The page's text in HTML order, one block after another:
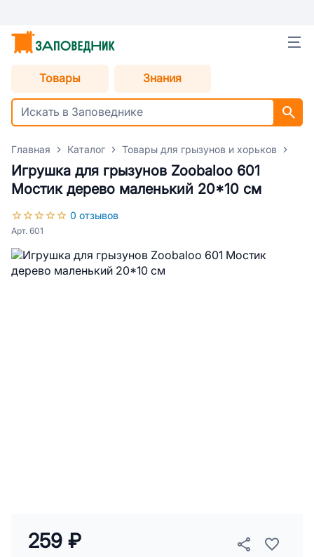
Товары Знания
Главная Каталог Товары для грызунов и хорьков
Игрушка для грызунов Zoobaloo 601
Мостик дерево маленький 20*10 см
0 отзывов
Арт. 601
259 ₽